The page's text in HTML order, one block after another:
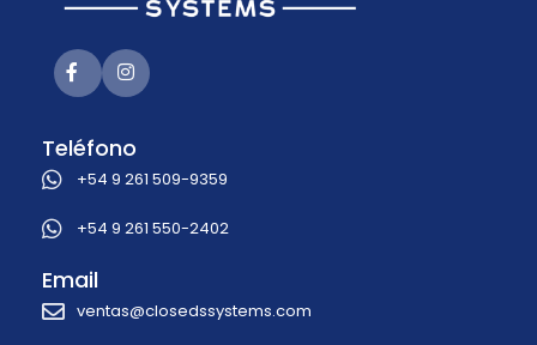
Teléfono
+54 9 261 509-9359
+54 9 261 550-2402
Email
ventas@closedssystems.com